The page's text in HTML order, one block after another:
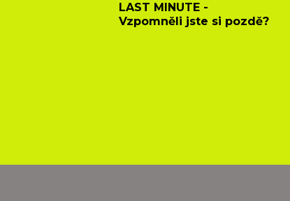
LAST MINUTE -
Vzpomněli jste si pozdě?